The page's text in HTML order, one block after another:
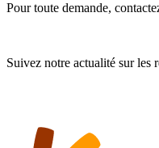
Pour toute demande,
Suivez notre actualité sur les